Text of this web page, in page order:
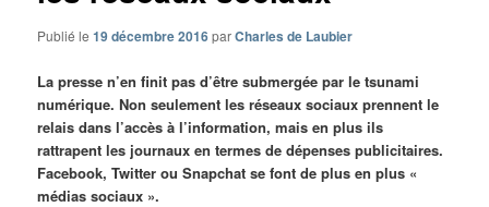
Publié le19 décembre 2016parCharles de Laubier
La presse n’en finit pas d’être submergée par le tsunami
numérique. Non seulement les réseaux sociaux prennent le
relais dans l’accès à l’information, mais en plus ils
rattrapent les journaux en termes de dépenses publicitaires.
Facebook, Twitter ou Snapchat se font de plus en plus «
médias sociaux ».